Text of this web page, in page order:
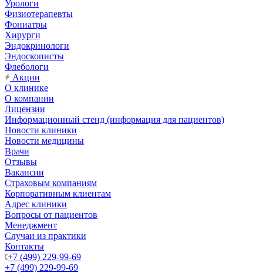
Урологи
Физиотерапевты
Фониатры
Хирурги
Эндокринологи
Эндоскописты
Флебологи
Акции
О клинике
О компании
Лицензии
Информационный стенд (информация для пациентов)
Новости клиники
Новости медицины
Врачи
Отзывы
Вакансии
Страховым компаниям
Корпоративным клиентам
Адрес клиники
Вопросы от пациентов
Менеджмент
Случаи из практики
Контакты
+7 (499) 229-99-69
+7 (499) 229-99-69